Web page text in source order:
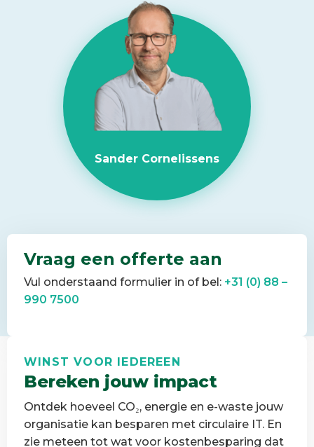
Sander Cornelissens
Vraag een offerte aan
Vul onderstaand formulier in of bel: +31 (0) 88 –
990 7500
WINST VOOR IEDEREEN
Bereken jouw impact
Ontdek hoeveel CO₂, energie en e-waste jouw
organisatie kan besparen met circulaire IT. En
zie meteen tot wat voor kostenbesparing dat